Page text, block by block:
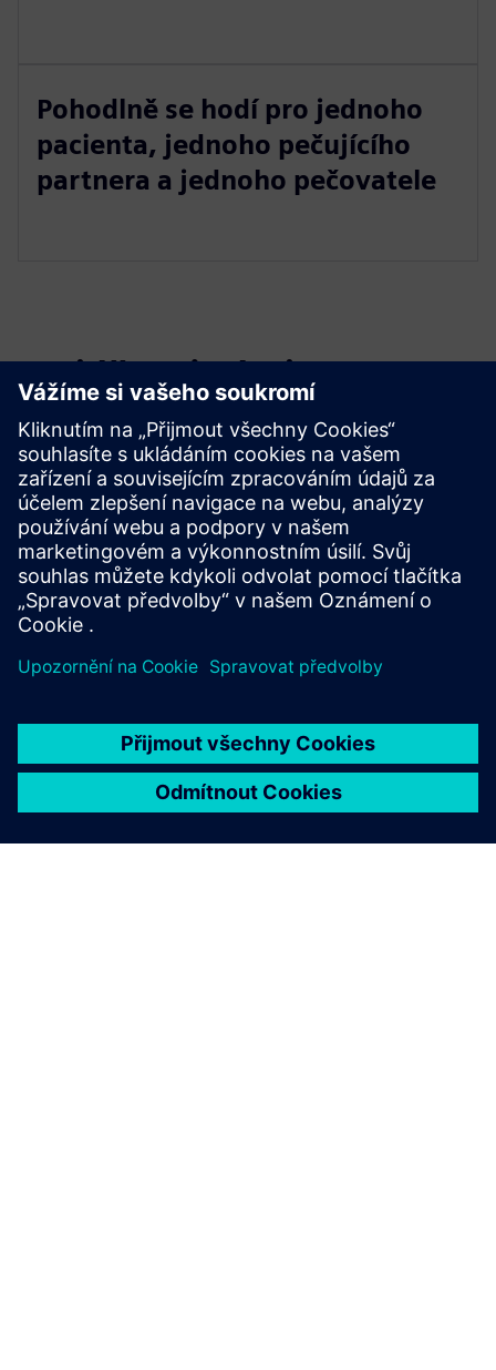
Pohodlně se hodí pro jednoho
pacienta, jednoho pečujícího
partnera a jednoho pečovatele
Projděte si zdroje a
související produkty
Další informace a zdroje
Brožura COVE™
Prozkoumejte COVE na Dirtt.com